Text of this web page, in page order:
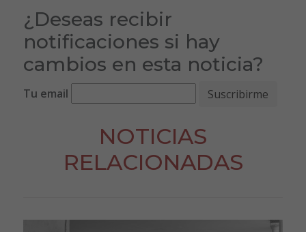
¿Deseas recibir
notificaciones si hay
cambios en esta noticia?
Tu email
NOTICIAS
RELACIONADAS